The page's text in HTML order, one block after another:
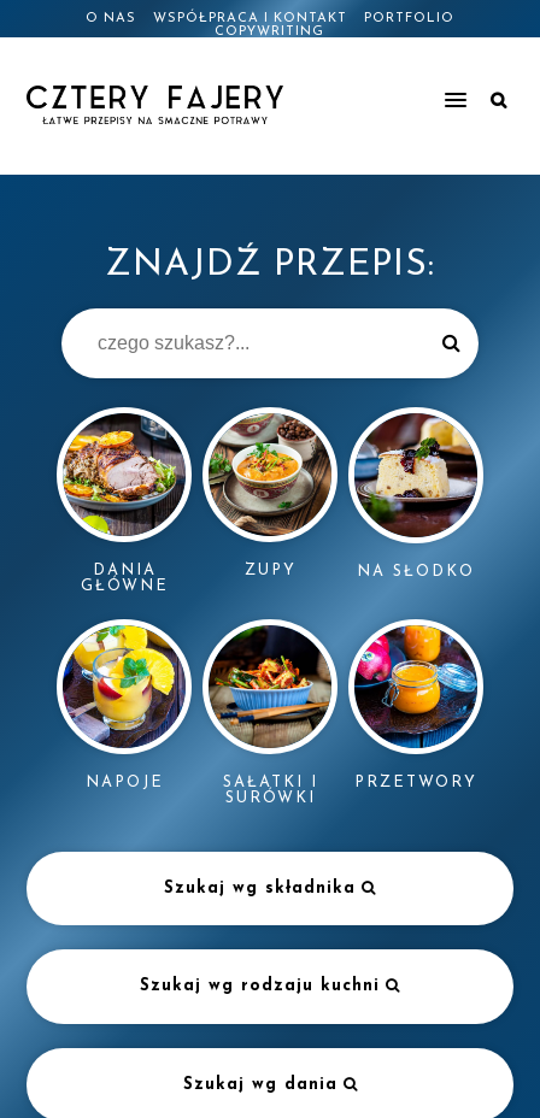
O NAS WSPÓŁPRACA I KONTAKT
PORTFOLIO
COPYWRITING
ZNAJDŹ PRZEPIS:
DANIA
GŁÓWNE
ZUPY NA SŁODKO
NAPOJE
SAŁATKI I
SURÓWKI
PRZETWORY
Szukaj wg składnika
Szukaj wg rodzaju kuchni
Szukaj wg dania